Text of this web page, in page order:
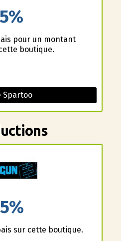
pour un montant
boutique.
Spartoo
sur cette boutique.